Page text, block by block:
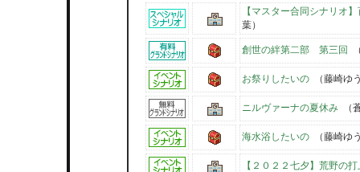
【マスター合同シナリオ
葉）
創世の絆第二部 第三回
お祭りしたいの （藤崎ゆ
ニルヴァーナの夏休み （
海水浴したいの （藤崎ゆ
【２０２２七夕】荒野の